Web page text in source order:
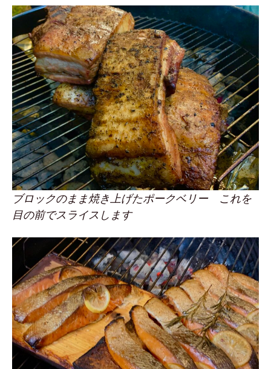
ブロックのまま焼き上げたポークベリー これを
目の前でスライスします